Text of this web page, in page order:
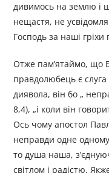
дивимось на землю і
нещастя, не
Господь за наші
Отже пам’ятаймо, що
правдолюбець є
диявола, він бо „
8,4), „і коли він
Ось чому апостол
неправди одне
то душа наша,
світлом і радістю.